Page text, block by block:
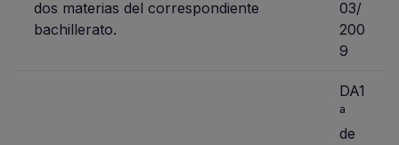
dos materias del correspondiente
bachillerato.
03/
200
9
DA1
ª
de